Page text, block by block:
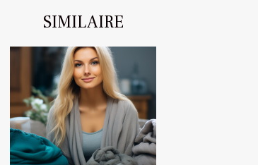
SIMILAIRE